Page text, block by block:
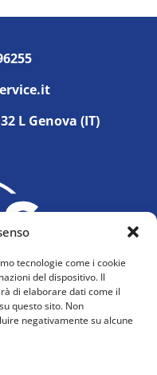
tecnologie come i cookie
del dispositivo. Il
di elaborare dati come il
questo sito. Non
negativamente su alcune
L Genova (IT)